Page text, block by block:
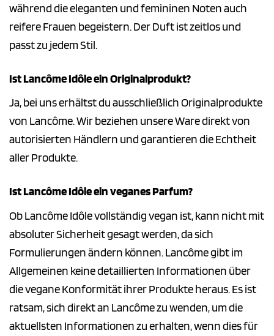
während die eleganten und femininen Noten auch
reifere Frauen begeistern. Der Duft ist zeitlos und
passt zu jedem Stil.
Ist Lancôme Idôle ein Originalprodukt?
Ja, bei uns erhältst du ausschließlich Originalprodukte
von Lancôme. Wir beziehen unsere Ware direkt von
autorisierten Händlern und garantieren die Echtheit
aller Produkte.
Ist Lancôme Idôle ein veganes Parfum?
Ob Lancôme Idôle vollständig vegan ist, kann nicht mit
absoluter Sicherheit gesagt werden, da sich
Formulierungen ändern können. Lancôme gibt im
Allgemeinen keine detaillierten Informationen über
die vegane Konformität ihrer Produkte heraus. Es ist
ratsam, sich direkt an Lancôme zu wenden, um die
aktuellsten Informationen zu erhalten, wenn dies für